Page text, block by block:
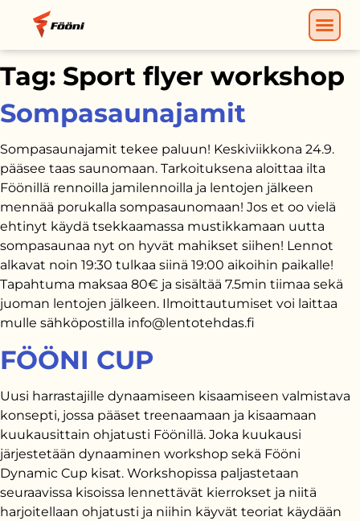
Tag: Sport flyer workshop
Sompasaunajamit
Sompasaunajamit tekee paluun! Keskiviikkona 24.9.
pääsee taas saunomaan. Tarkoituksena aloittaa ilta
Föönillä rennoilla jamilennoilla ja lentojen jälkeen
mennää porukalla sompasaunomaan! Jos et oo vielä
ehtinyt käydä tsekkaamassa mustikkamaan uutta
sompasaunaa nyt on hyvät mahikset siihen! Lennot
alkavat noin 19:30 tulkaa siinä 19:00 aikoihin paikalle!
Tapahtuma maksaa 80€ ja sisältää 7.5min tiimaa sekä
juoman lentojen jälkeen. Ilmoittautumiset voi laittaa
mulle sähköpostilla info@lentotehdas.fi
FÖÖNI CUP
Uusi harrastajille dynaamiseen kisaamiseen valmistava
konsepti, jossa pääset treenaamaan ja kisaamaan
kuukausittain ohjatusti Föönillä. Joka kuukausi
järjestetään dynaaminen workshop sekä Fööni
Dynamic Cup kisat. Workshopissa paljastetaan
seuraavissa kisoissa lennettävät kierrokset ja niitä
harjoitellaan ohjatusti ja niihin käyvät teoriat käydään